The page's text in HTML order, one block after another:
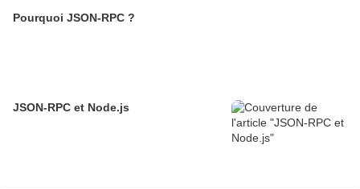
Pourquoi JSON-RPC ?
JSON-RPC et Node.js